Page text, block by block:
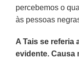
percebemos o
às pessoas
A Tais se referia
evidente. Causa